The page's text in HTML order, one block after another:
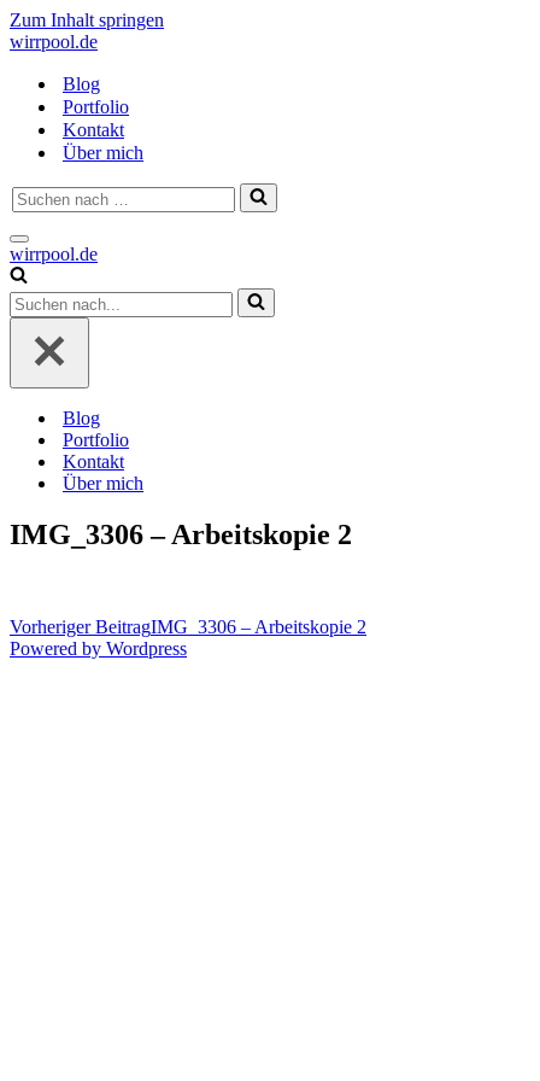
Zum Inhalt springen
wirrpool.de
Blog
Portfolio
Kontakt
Über mich
Suchen
nach …
Navigationsmenü
wirrpool.de
Suchen
nach …
Blog
Portfolio
Kontakt
Über mich
IMG_3306 – Arbeitskopie 2
Vorheriger BeitragIMG_3306 – Arbeitskopie 2
Powered by Wordpress